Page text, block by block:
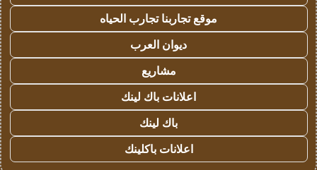
موقع تجاربنا تجارب الحياه
ديوان العرب
مشاريع
اعلانات باك لينك
باك لينك
اعلانات باكلينك